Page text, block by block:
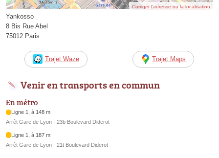
Corriger l’adresse ou la localisation
Yankosso
8 Bis Rue Abel
75012 Paris
Trajet Waze Trajet Maps
Venir en transports en commun
En métro
Ligne 1, à 148 m
Arrêt Gare de Lyon - 23b Boulevard Diderot
Ligne 1, à 187 m
Arrêt Gare de Lyon - 21t Boulevard Diderot